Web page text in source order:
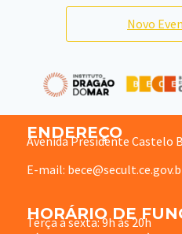
Novo
ENDEREÇO
Avenida Presidente Castelo
E-mail:
HORÁRIO DE
Terça à sexta: 9h às 20h